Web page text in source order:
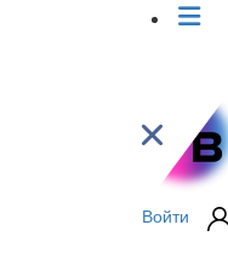
Войти